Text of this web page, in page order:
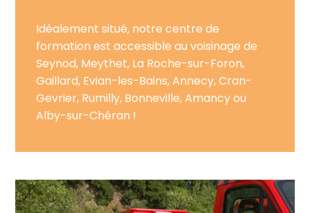
Idéalement situé, notre centre de
formation est accessible au voisinage de
Seynod, Meythet, La Roche-sur-Foron,
Gaillard, Evian-les-Bains, Annecy, Cran-
Gevrier, Rumilly, Bonneville, Amancy ou
Alby-sur-Chéran !